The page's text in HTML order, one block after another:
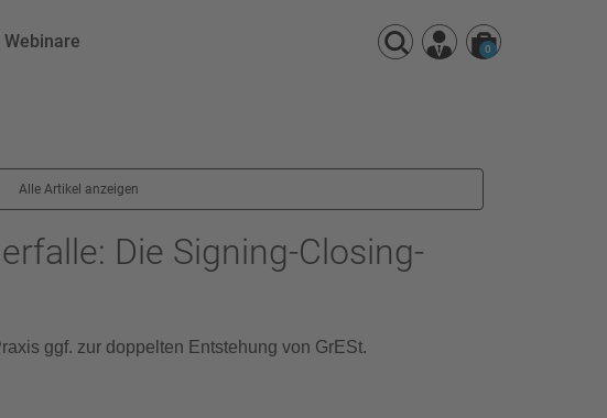
Webinare 0
Alle Artikel anzeigen
Die Signing-Closing-
ggf. zur doppelten Entstehung von GrESt.